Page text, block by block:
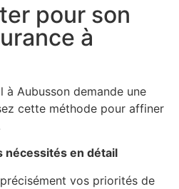
pour son
à
Aubusson demande une
cette méthode pour affiner
nécessités en détail
vos priorités de